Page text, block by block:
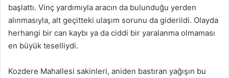
başlattı. Vinç yardımıyla aracın da bulunduğu yerden
alınmasıyla, alt geçitteki ulaşım sorunu da giderildi. Olayda
herhangi bir can kaybı ya da ciddi bir yaralanma olmaması
en büyük teselliydi.
Kozdere Mahallesi sakinleri, aniden bastıran yağışın bu